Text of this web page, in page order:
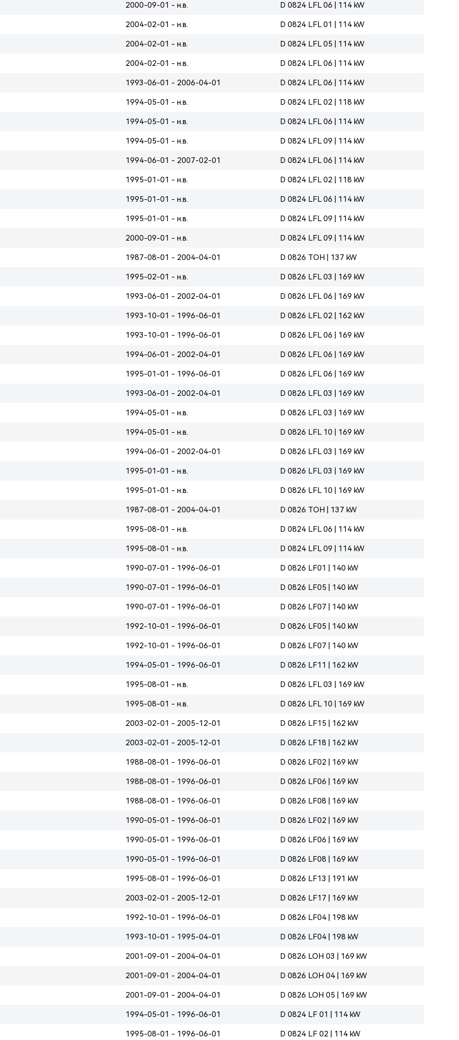
2000-09-01 - н.в. D 0824 LFL 06 | 114 kW
2004-02-01 - н.в. D 0824 LFL 01 | 114 kW
2004-02-01 - н.в. D 0824 LFL 05 | 114 kW
2004-02-01 - н.в. D 0824 LFL 06 | 114 kW
1993-06-01 - 2006-04-01 D 0824 LFL 06 | 114 kW
1994-05-01 - н.в. D 0824 LFL 02 | 118 kW
1994-05-01 - н.в. D 0824 LFL 06 | 114 kW
1994-05-01 - н.в. D 0824 LFL 09 | 114 kW
1994-06-01 - 2007-02-01 D 0824 LFL 06 | 114 kW
1995-01-01 - н.в. D 0824 LFL 02 | 118 kW
1995-01-01 - н.в. D 0824 LFL 06 | 114 kW
1995-01-01 - н.в. D 0824 LFL 09 | 114 kW
2000-09-01 - н.в. D 0824 LFL 09 | 114 kW
1987-08-01 - 2004-04-01 D 0826 TOH | 137 kW
1995-02-01 - н.в. D 0826 LFL 03 | 169 kW
1993-06-01 - 2002-04-01 D 0826 LFL 06 | 169 kW
1993-10-01 - 1996-06-01 D 0826 LFL 02 | 162 kW
1993-10-01 - 1996-06-01 D 0826 LFL 06 | 169 kW
1994-06-01 - 2002-04-01 D 0826 LFL 06 | 169 kW
1995-01-01 - 1996-06-01 D 0826 LFL 06 | 169 kW
1993-06-01 - 2002-04-01 D 0826 LFL 03 | 169 kW
1994-05-01 - н.в. D 0826 LFL 03 | 169 kW
1994-05-01 - н.в. D 0826 LFL 10 | 169 kW
1994-06-01 - 2002-04-01 D 0826 LFL 03 | 169 kW
1995-01-01 - н.в. D 0826 LFL 03 | 169 kW
1995-01-01 - н.в. D 0826 LFL 10 | 169 kW
1987-08-01 - 2004-04-01 D 0826 TOH | 137 kW
1995-08-01 - н.в. D 0824 LFL 06 | 114 kW
1995-08-01 - н.в. D 0824 LFL 09 | 114 kW
1990-07-01 - 1996-06-01 D 0826 LF01 | 140 kW
1990-07-01 - 1996-06-01 D 0826 LF05 | 140 kW
1990-07-01 - 1996-06-01 D 0826 LF07 | 140 kW
1992-10-01 - 1996-06-01 D 0826 LF05 | 140 kW
1992-10-01 - 1996-06-01 D 0826 LF07 | 140 kW
1994-05-01 - 1996-06-01 D 0826 LF11 | 162 kW
1995-08-01 - н.в. D 0826 LFL 03 | 169 kW
1995-08-01 - н.в. D 0826 LFL 10 | 169 kW
2003-02-01 - 2005-12-01 D 0826 LF15 | 162 kW
2003-02-01 - 2005-12-01 D 0826 LF18 | 162 kW
1988-08-01 - 1996-06-01 D 0826 LF02 | 169 kW
1988-08-01 - 1996-06-01 D 0826 LF06 | 169 kW
1988-08-01 - 1996-06-01 D 0826 LF08 | 169 kW
1990-05-01 - 1996-06-01 D 0826 LF02 | 169 kW
1990-05-01 - 1996-06-01 D 0826 LF06 | 169 kW
1990-05-01 - 1996-06-01 D 0826 LF08 | 169 kW
1995-08-01 - 1996-06-01 D 0826 LF13 | 191 kW
2003-02-01 - 2005-12-01 D 0826 LF17 | 169 kW
1992-10-01 - 1996-06-01 D 0826 LF04 | 198 kW
1993-10-01 - 1995-04-01 D 0826 LF04 | 198 kW
2001-09-01 - 2004-04-01 D 0826 LOH 03 | 169 kW
2001-09-01 - 2004-04-01 D 0826 LOH 04 | 169 kW
2001-09-01 - 2004-04-01 D 0826 LOH 05 | 169 kW
1994-05-01 - 1996-06-01 D 0824 LF 01 | 114 kW
1995-08-01 - 1996-06-01 D 0824 LF 02 | 114 kW